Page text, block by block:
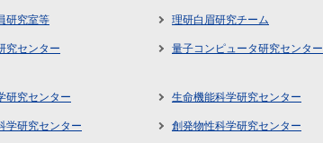
研究室等 理研白眉研究チーム
究センター 量子コンピュータ研究センター
研究センター 生命機能科学研究センター
学研究センター 創発物性科学研究センター